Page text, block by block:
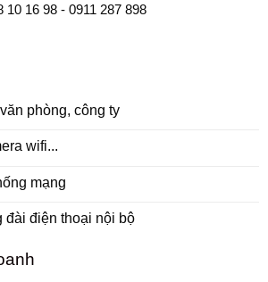
10 16 98 - 0911 287 898
phòng, công ty
wifi...
mạng
đài điện thoại nội bộ